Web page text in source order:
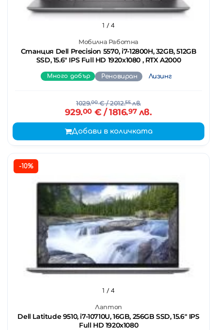
Мобилна Работна
Станция Dell Precision 5570, i7-12800H, 32GB, 512GB
SSD, 15.6" IPS Full HD 1920x1080 , RTX A2000
1 / 4
Много добър Реновиран Лизинг
1029.00€/ 2012.55лв.
929.00€ / 1816.97лв.
Добави в количката
-10%
Лаптоп
Dell Latitude 9510, i7-10710U, 16GB, 256GB SSD, 15.6" IPS
Full HD 1920x1080
1 / 4